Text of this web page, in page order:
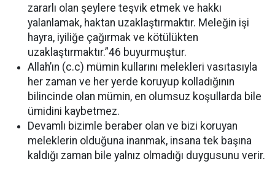
zararlı olan şeylere teşvik etmek ve hakkı
yalanlamak, haktan uzaklaştırmaktır. Meleğin işi
hayra, iyiliğe çağırmak ve kötülükten
uzaklaştırmaktır.”46 buyurmuştur.
Allah’ın (c.c) mümin kullarını melekleri vasıtasıyla
her zaman ve her yerde koruyup kolladığının
bilincinde olan mümin, en olumsuz koşullarda bile
ümidini kaybetmez.
Devamlı bizimle beraber olan ve bizi koruyan
meleklerin olduğuna inanmak, insana tek başına
kaldığı zaman bile yalnız olmadığı duygusunu verir.